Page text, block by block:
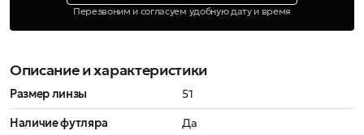
Перезвоним и согласуем удобную дату и время
Описание и характеристики
Размер линзы
51
Наличие футляра
Да